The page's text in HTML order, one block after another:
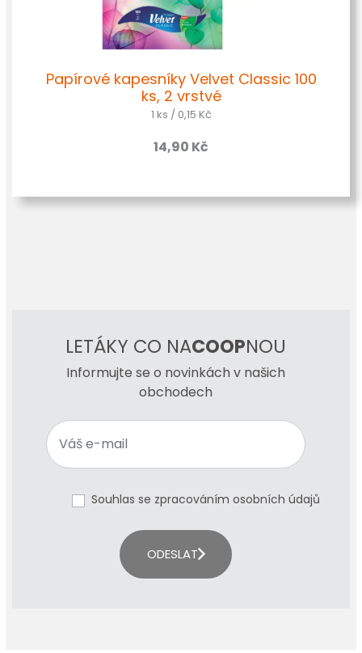
Papírové kapesníky Velvet Classic 100
ks, 2 vrstvé
1 ks / 0,15 Kč
14,90 Kč
LETÁKY CO NACOOPNOU
Informujte se o novinkách v našich
obchodech
Souhlas se zpracováním osobních údajů
ODESLAT